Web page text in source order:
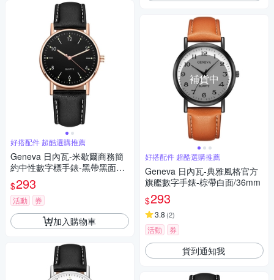
好搭配件 超酷選購推薦
Geneva 日內瓦-米歇爾商務簡
約中性數字標手錶-黑帶黑面玫
金框/36mm
$293
活動 券
加入購物車
補貨中
好搭配件 超酷選購推薦
Geneva 日內瓦-典雅風格官方
旗艦數字手錶-棕帶白面/36mm
$293
3.8 (2)
活動 券
貨到通知我